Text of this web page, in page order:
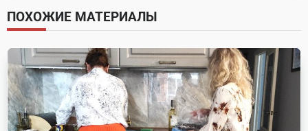
screen-
reader-
text">Page</span>
ПОХОЖИЕ МАТЕРИАЛЫ